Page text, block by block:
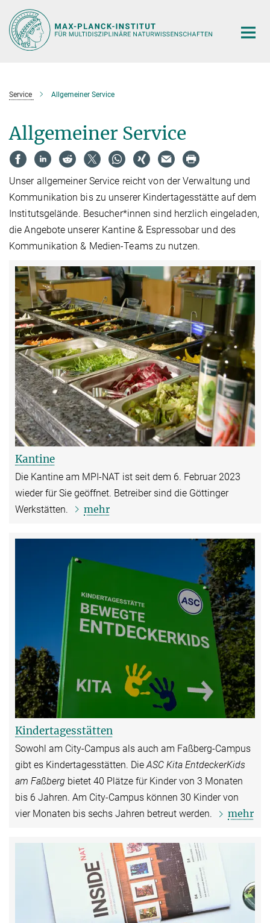
Hauptinhalt
Service Allgemeiner Service
Allgemeiner Service
Unser allgemeiner Service reicht von der Verwaltung und
Kommunikation bis zu unserer Kindertagesstätte auf dem
Institutsgelände. Besucher*innen sind herzlich eingeladen,
die Angebote unserer Kantine & Espressobar und des
Kommunikation & Medien-Teams zu nutzen.
Kantine
Die Kantine am MPI-NAT ist seit dem 6. Februar 2023
wieder für Sie geöffnet. Betreiber sind die Göttinger
Werkstätten.
mehr
Kindertagesstätten
Sowohl am City-Campus als auch am Faßberg-Campus
gibt es Kindertagesstätten. DieASC Kita EntdeckerKids
am Faßberg bietet 40 Plätze für Kinder von 3 Monaten
bis 6 Jahren. Am City-Campus können 30 Kinder von
vier Monaten bis sechs Jahren betreut werden.
mehr